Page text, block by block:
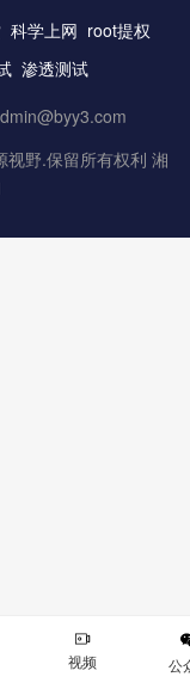
科学上网 root提权
渗透测试
野.保留所有权利 湘
视频 公